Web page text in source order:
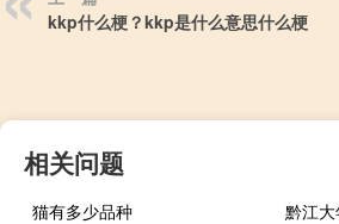
kkp什么梗？kkp是什么意思什么梗
相关问题
猫有多少品种
黔江